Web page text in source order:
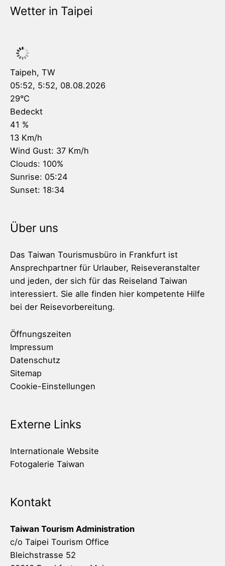
Wetter in Taipei
Taipeh, TW
05:52, 5:52, 08.08.2026
29°C
Bedeckt
41 %
13 Km/h
Wind Gust: 37 Km/h
Clouds: 100%
Sunrise: 05:24
Sunset: 18:34
Über uns
Das Taiwan Tourismusbüro in Frankfurt ist
Ansprechpartner für Urlauber, Reiseveranstalter
und jeden, der sich für das Reiseland Taiwan
interessiert. Sie alle finden hier kompetente Hilfe
bei der Reisevorbereitung.
Öffnungszeiten
Impressum
Datenschutz
Sitemap
Cookie-Einstellungen
Externe Links
Internationale Website
Fotogalerie Taiwan
Kontakt
Taiwan Tourism Administration
c/o Taipei Tourism Office
Bleichstrasse 52